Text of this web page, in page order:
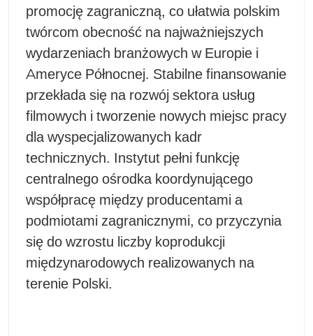
promocję zagraniczną, co ułatwia polskim
twórcom obecność na najważniejszych
wydarzeniach branżowych w Europie i
Ameryce Północnej. Stabilne finansowanie
przekłada się na rozwój sektora usług
filmowych i tworzenie nowych miejsc pracy
dla wyspecjalizowanych kadr
technicznych. Instytut pełni funkcję
centralnego ośrodka koordynującego
współpracę między producentami a
podmiotami zagranicznymi, co przyczynia
się do wzrostu liczby koprodukcji
międzynarodowych realizowanych na
terenie Polski.